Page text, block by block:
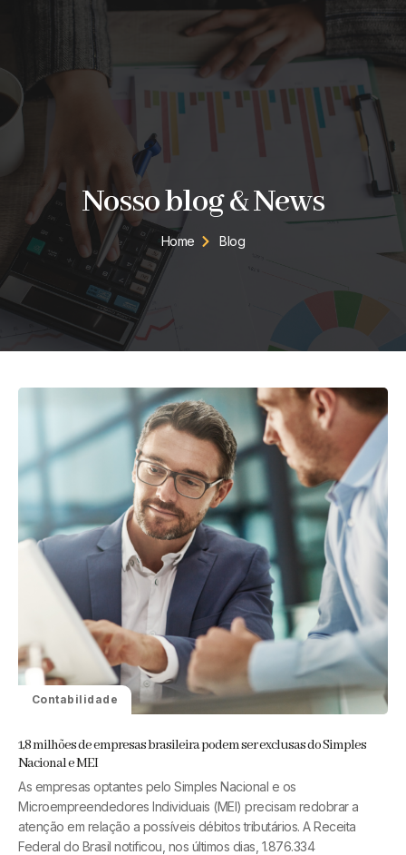
Nosso blog & News
Home Blog
Contabilidade
1,8 milhões de empresas brasileira podem ser exclusas do Simples
Nacional e MEI
As empresas optantes pelo Simples Nacional e os
Microempreendedores Individuais (MEI) precisam redobrar a
atenção em relação a possíveis débitos tributários. A Receita
Federal do Brasil notificou, nos últimos dias, 1.876.334